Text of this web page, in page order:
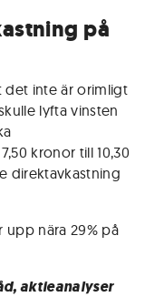
på
det inte är orimligt
lyfta vinsten
kronor till 10,30
direktavkastning
upp nära 29% på
aktieanalyser